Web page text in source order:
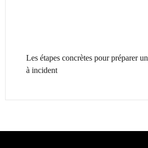
Les étapes concrètes pour préparer
à incident